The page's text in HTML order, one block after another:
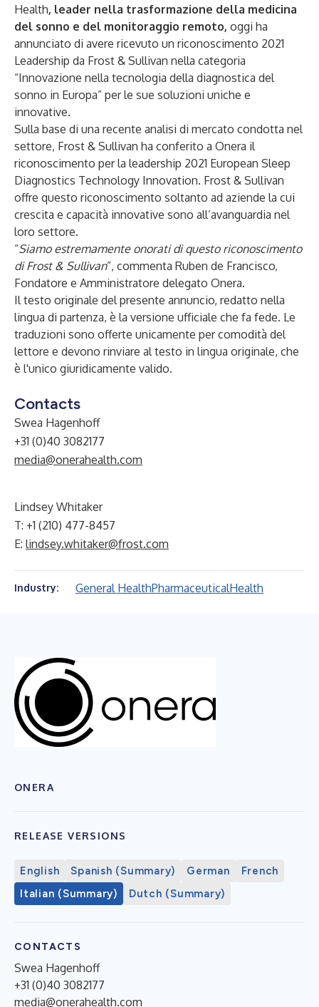
Health, leader nella trasformazione della medicina
del sonno e del monitoraggio remoto, oggi ha
annunciato di avere ricevuto un riconoscimento 2021
Leadership da Frost & Sullivan nella categoria
“Innovazione nella tecnologia della diagnostica del
sonno in Europa” per le sue soluzioni uniche e
innovative.
Sulla base di una recente analisi di mercato condotta nel
settore, Frost & Sullivan ha conferito a Onera il
riconoscimento per la leadership 2021 European Sleep
Diagnostics Technology Innovation. Frost & Sullivan
offre questo riconoscimento soltanto ad aziende la cui
crescita e capacità innovative sono all’avanguardia nel
loro settore.
“Siamo estremamente onorati di questo riconoscimento
di Frost & Sullivan”, commenta Ruben de Francisco,
Fondatore e Amministratore delegato Onera.
Il testo originale del presente annuncio, redatto nella
lingua di partenza, è la versione ufficiale che fa fede. Le
traduzioni sono offerte unicamente per comodità del
lettore e devono rinviare al testo in lingua originale, che
è l'unico giuridicamente valido.
Contacts
Swea Hagenhoff
+31 (0)40 3082177
media@onerahealth.com
Lindsey Whitaker
T: +1 (210) 477-8457
E: lindsey.whitaker@frost.com
Industry: General HealthPharmaceuticalHealth
ONERA
RELEASE VERSIONS
English Spanish (Summary) German
French
Italian (Summary)
Dutch (Summary)
CONTACTS
Swea Hagenhoff
+31 (0)40 3082177
media@onerahealth.com